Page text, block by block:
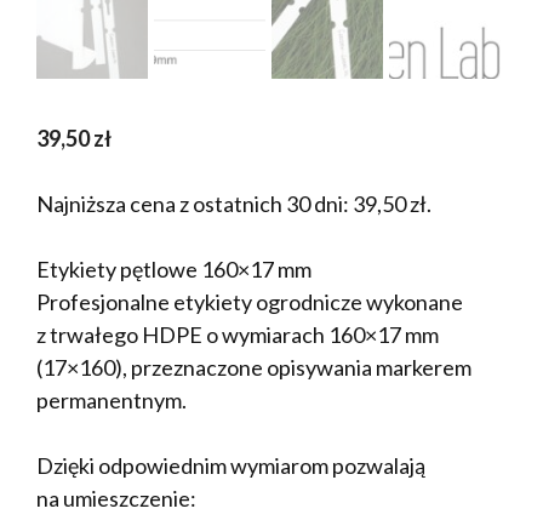
39,50zł
Najniższa cena z ostatnich 30 dni: 39,50zł.
Etykiety pętlowe 160×17 mm
Profesjonalne etykiety ogrodnicze wykonane
z trwałego HDPE o wymiarach 160×17 mm
(17×160), przeznaczone opisywania markerem
permanentnym.
Dzięki odpowiednim wymiarom pozwalają
na umieszczenie: